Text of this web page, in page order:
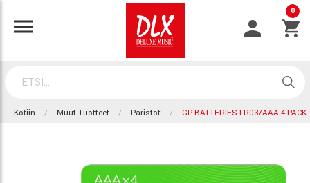
0
Kotiin Muut Tuotteet Paristot GP BATTERIES LR03/AAA 4-PACK